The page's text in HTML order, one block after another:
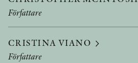
Författare
CRISTINA VIANO
Författare